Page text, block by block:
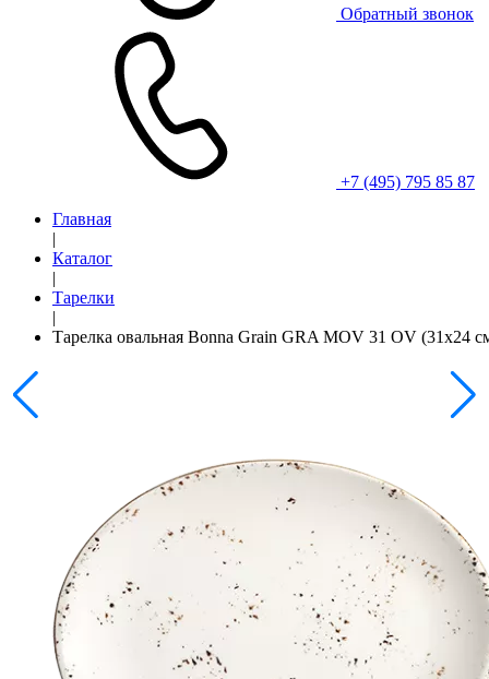
Обратный звонок
+7 (495) 795 85 87
Главная
|
Каталог
|
Тарелки
|
Тарелка овальная Bonna Grain GRA MOV 31 OV (31x24